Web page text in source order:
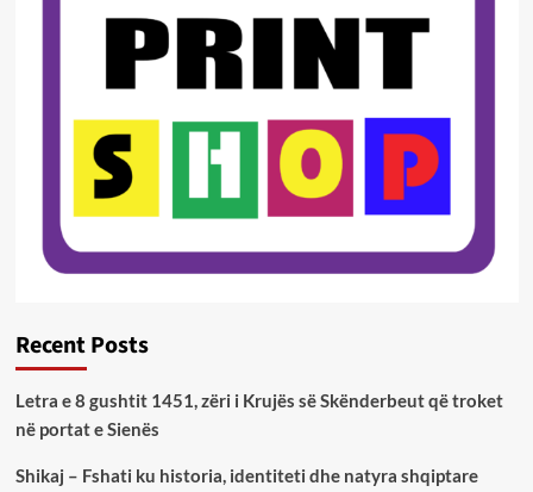
Recent Posts
Letra e 8 gushtit 1451, zëri i Krujës së Skënderbeut që troket
në portat e Sienës
Shikaj – Fshati ku historia, identiteti dhe natyra shqiptare